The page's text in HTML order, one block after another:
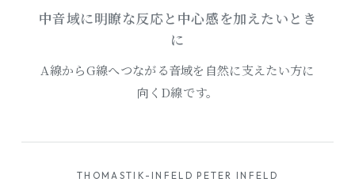
中音域に明瞭な反応と中心感を加えたいとき
に
A線からG線へつながる音域を自然に支えたい方に
向くD線です。
THOMASTIK-INFELD PETER INFELD